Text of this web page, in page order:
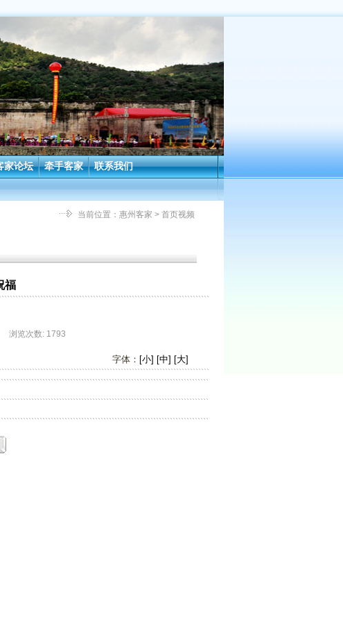
家论坛 牵手客家 联系我们
当前位置：惠州客家 > 首页视频
福
览次数: 1793
字体： [小] [中] [大]